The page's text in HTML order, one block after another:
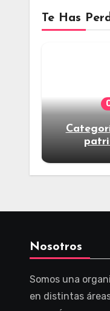
Te Has
Nosotros
Somos una
en distintas